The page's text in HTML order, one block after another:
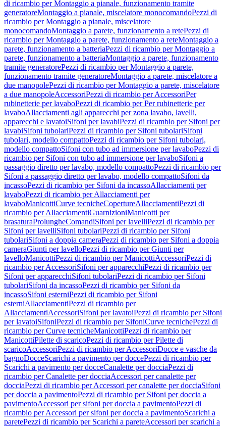
di ricambio per Montaggio a pianale, funzionamento tramite
generatoreMontaggio a pianale, miscelatore monocomandoPezzi di
ricambio per Montaggio a pianale, miscelatore
monocomandoMontaggio a parete, funzionamento a retePezzi di
ricambio per Montaggio a parete, funzionamento a reteMontaggio a
parete, funzionamento a batteriaPezzi di ricambio per Montaggio a
parete, funzionamento a batteriaMontaggio a parete, funzionamento
tramite generatorePezzi di ricambio per Montaggio a parete,
funzionamento tramite generatoreMontaggio a parete, miscelatore a
due manopolePezzi di ricambio per Montaggio a parete, miscelatore
a due manopoleAccessoriPezzi di ricambio per AccessoriPer
rubinetterie per lavaboPezzi di ricambio per Per rubinetterie per
lavaboAllacciamenti agli apparecchi per zona lavabo, lavelli,
apparecchi e lavatoiSifoni per lavabiPezzi di ricambio per Sifoni per
lavabiSifoni tubolariPezzi di ricambio per Sifoni tubolariSifoni
tubolari, modello compattoPezzi di ricambio per Sifoni tubolari,
modello compattoSifoni con tubo ad immersione per lavaboPezzi di
ricambio per Sifoni con tubo ad immersione per lavaboSifoni a
passaggio diretto per lavabo, modello compattoPezzi di ricambio per
Sifoni a passaggio diretto per lavabo, modello compattoSifoni da
incassoPezzi di ricambio per Sifoni da incassoAllacciamenti per
lavaboPezzi di ricambio per Allacciamenti per
lavaboManicottiCurve tecnicheCopertureAllacciamentiPezzi di
ricambio per AllacciamentiGuarnizioniManicotti per
brasaturaProlungheComandiSifoni per lavelliPezzi di ricambio per
Sifoni per lavelliSifoni tubolariPezzi di ricambio per Sifoni
tubolariSifoni a doppia cameraPezzi di ricambio per Sifoni a doppia
cameraGiunti per lavelloPezzi di ricambio per Giunti per
lavelloManicottiPezzi di ricambio per ManicottiAccessoriPezzi di
ricambio per AccessoriSifoni per apparecchiPezzi di ricambio per
Sifoni per apparecchiSifoni tubolariPezzi di ricambio per Sifoni
tubolariSifoni da incassoPezzi di ricambio per Sifoni da
incassoSifoni esterniPezzi di ricambio per Sifoni
esterniAllacciamentiPezzi di ricambio per
AllacciamentiAccessoriSifoni per lavatoiPezzi di ricambio per Sifoni
per lavatoiSifoniPezzi di ricambio per SifoniCurve tecnichePezzi di
ricambio per Curve tecnicheManicottiPezzi di ricambio per
ManicottiPilette di scaricoPezzi di ricambio per Pilette di
scaricoAccessoriPezzi di ricambio per AccessoriDocce e vasche da
bagnoDocceScarichi a pavimento per doccePezzi di ricambio per
Scarichi a pavimento per docceCanalette per docciaPezzi di
ricambio per Canalette per docciaAccessori per canalette per
docciaPezzi di ricambio per Accessori per canalette per docciaSifoni
per doccia a pavimentoPezzi di ricambio per Sifoni per doccia a
pavimentoAccessori per sifoni per doccia a pavimentoPezzi di
ricambio per Accessori per sifoni per doccia a pavimentoScarichi a
paretePezzi di ricambio per Scarichi a pareteAccessori per scarichi a